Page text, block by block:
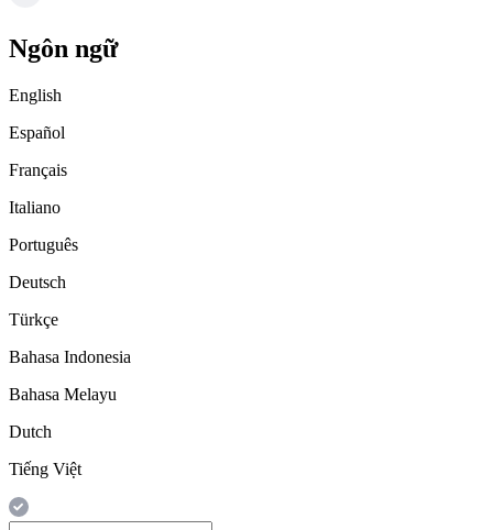
Ngôn ngữ
English
Español
Français
Italiano
Português
Deutsch
Türkçe
Bahasa Indonesia
Bahasa Melayu
Dutch
Tiếng Việt